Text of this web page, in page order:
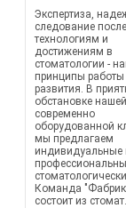
Экспертиза,
следование
технологиям и
достижениям в
стоматологии -
принципы работы
развития. В
обстановке нашей
современно
оборудованной
мы предлагаем
индивидуальные
Команда
состоит из